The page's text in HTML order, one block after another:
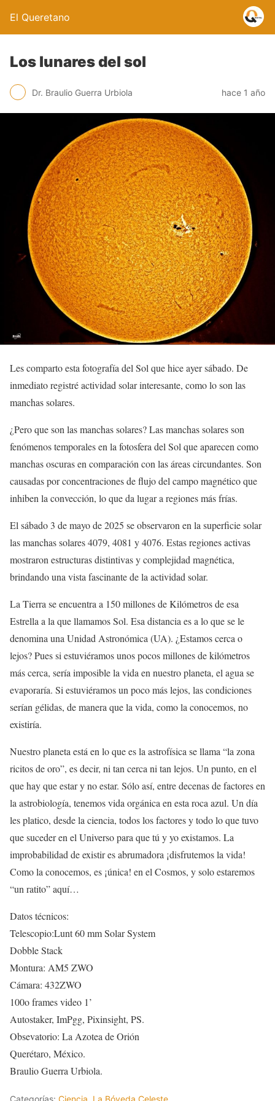
El Queretano
Los lunares del sol
Dr. Braulio Guerra Urbiola hace 1 año
Les comparto esta fotografía del Sol que hice ayer sábado. De
inmediato registré actividad solar interesante, como lo son las
manchas solares.
¿Pero que son las manchas solares? Las manchas solares son
fenómenos temporales en la fotosfera del Sol que aparecen como
manchas oscuras en comparación con las áreas circundantes. Son
causadas por concentraciones de flujo del campo magnético que
inhiben la convección, lo que da lugar a regiones más frías.
El sábado 3 de mayo de 2025 se observaron en la superficie solar
las manchas solares 4079, 4081 y 4076. Estas regiones activas
mostraron estructuras distintivas y complejidad magnética,
brindando una vista fascinante de la actividad solar.
La Tierra se encuentra a 150 millones de Kilómetros de esa
Estrella a la que llamamos Sol. Esa distancia es a lo que se le
denomina una Unidad Astronómica (UA). ¿Estamos cerca o
lejos? Pues si estuviéramos unos pocos millones de kilómetros
más cerca, sería imposible la vida en nuestro planeta, el agua se
evaporaría. Si estuviéramos un poco más lejos, las condiciones
serían gélidas, de manera que la vida, como la conocemos, no
existiría.
Nuestro planeta está en lo que es la astrofísica se llama “la zona
ricitos de oro”, es decir, ni tan cerca ni tan lejos. Un punto, en el
que hay que estar y no estar. Sólo así, entre decenas de factores en
la astrobiología, tenemos vida orgánica en esta roca azul. Un día
les platico, desde la ciencia, todos los factores y todo lo que tuvo
que suceder en el Universo para que tú y yo existamos. La
improbabilidad de existir es abrumadora ¡disfrutemos la vida!
Como la conocemos, es ¡única! en el Cosmos, y solo estaremos
“un ratito” aquí…
Datos técnicos:
Telescopio:Lunt 60 mm Solar System
Dobble Stack
Montura: AM5 ZWO
Cámara: 432ZWO
100o frames video 1’
Autostaker, ImPgg, Pixinsight, PS.
Obsevatorio: La Azotea de Orión
Querétaro, México.
Braulio Guerra Urbiola.
Categorías: Ciencia La Bóveda Celeste